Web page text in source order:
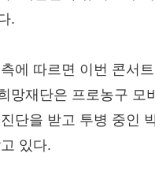
.
에 따르면 이번 콘서
망재단은 프로농구 모
단을 받고 투병 중인
있다.